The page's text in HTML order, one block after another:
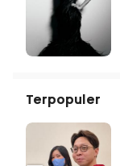
Terpopuler